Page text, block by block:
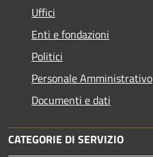
Uffici
Enti e fondazioni
Politici
Personale Amministrativo
Documenti e dati
CATEGORIE DI SERVIZIO